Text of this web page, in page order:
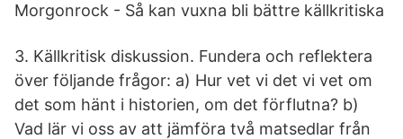
Morgonrock - Så kan vuxna bli bättre källkritiska
3. Källkritisk diskussion. Fundera och reflektera
över följande frågor: a) Hur vet vi det vi vet om
det som hänt i historien, om det förflutna? b)
Vad lär vi oss av att jämföra två matsedlar från